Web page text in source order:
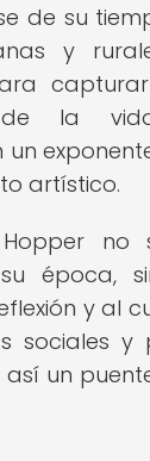
de su
y
de la
un
artístico.
no
época,
y al
sociales y
un